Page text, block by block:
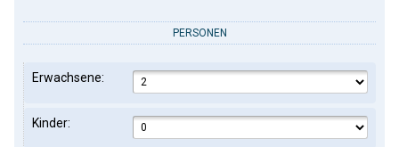
PERSONEN
Erwachsene:
Kinder: